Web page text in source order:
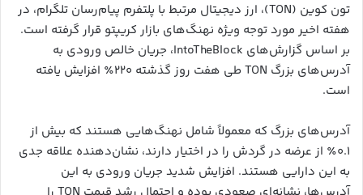
تون‌ کوین (TON)، ارز دیجیتال مرتبط با پلتفرم پیام‌رسان تلگرام، در
هفته اخیر مورد توجه ویژه نهنگ‌های بازار کریپتو قرار گرفته است.
بر اساس گزارش‌های IntoTheBlock، جریان خالص ورودی به
آدرس‌های بزرگ TON طی هفت روز گذشته ۲۲۰٪ افزایش یافته
است.
آدرس‌های بزرگ که معمولاً شامل نهنگ‌هایی هستند که بیش از
۰.۱٪ از عرضه در گردش را در اختیار دارند، نشان‌دهنده علاقه جدی
به این دارایی هستند. افزایش شدید جریان ورودی به این